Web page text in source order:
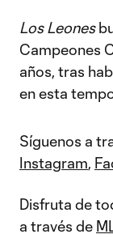
Los Leones
Campeones
años, tras
en esta
Síguenos a
Instagram,
Disfruta de
a través de